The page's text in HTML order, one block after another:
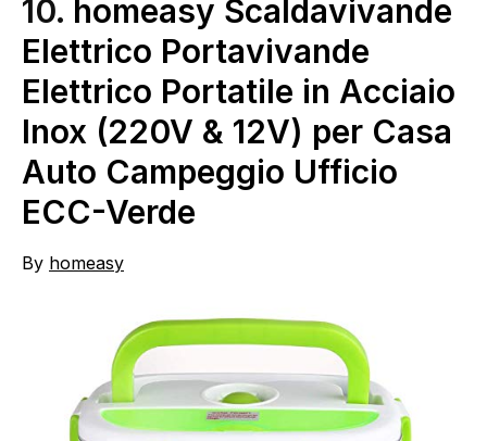
10. homeasy Scaldavivande
Elettrico Portavivande
Elettrico Portatile in Acciaio
Inox (220V & 12V) per Casa
Auto Campeggio Ufficio
ECC-Verde
By homeasy